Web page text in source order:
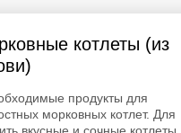
котлеты (из
продукты для
морковных котлет. Для
вкусные и сочные котлеты,